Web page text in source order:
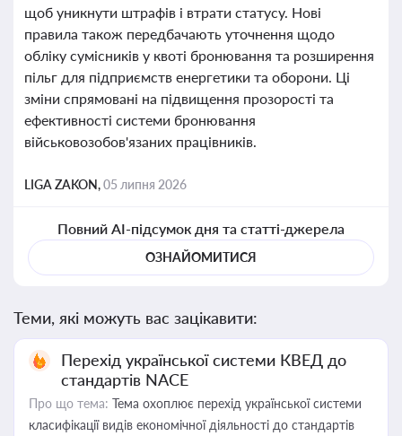
щоб уникнути штрафів і втрати статусу. Нові
правила також передбачають уточнення щодо
обліку сумісників у квоті бронювання та розширення
пільг для підприємств енергетики та оборони. Ці
зміни спрямовані на підвищення прозорості та
ефективності системи бронювання
військовозобов'язаних працівників.
LIGA ZAKON,05 липня 2026
Повний AI-підсумок дня та статті-джерела
ОЗНАЙОМИТИСЯ
Теми, які можуть вас зацікавити:
Перехід української системи КВЕД до
стандартів NACE
Про що тема: Тема охоплює перехід української системи
класифікації видів економічної діяльності до стандартів